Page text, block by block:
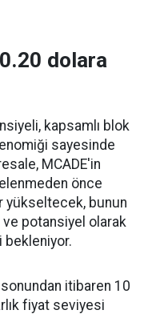
0.20 dolara
kapsamlı blok
sayesinde
MCADE'in
önce
yükseltecek, bunun
ve potansiyel olarak
itibaren 10
fiyat seviyesi